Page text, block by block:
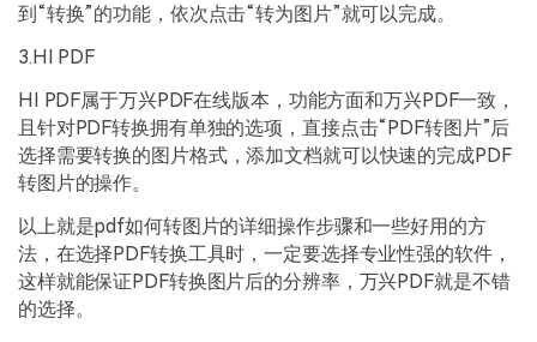
到“转换”的功能，依次点击“转为图片”就可以完成。
3.HI PDF
HI PDF属于万兴PDF在线版本，功能方面和万兴PDF一致，
且针对PDF转换拥有单独的选项，直接点击“PDF转图片”后
选择需要转换的图片格式，添加文档就可以快速的完成PDF
转图片的操作。
以上就是pdf如何转图片的详细操作步骤和一些好用的方
法，在选择PDF转换工具时，一定要选择专业性强的软件，
这样就能保证PDF转换图片后的分辨率，万兴PDF就是不错
的选择。